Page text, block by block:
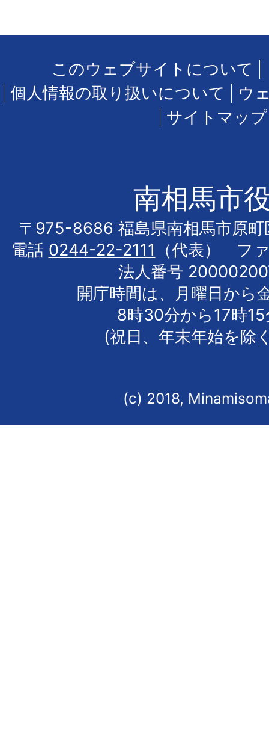
このウェブサイトについて
個人情報の取り扱いについて
ウ
サイトマップ
南相馬市
〒975-8686 福島県南相馬市原町
電話 0244-22-2111
（代表） フ
法人番号
開庁時間は、月曜日から
8時30分から17時
(祝日、年末年始を除
(c) 2018,